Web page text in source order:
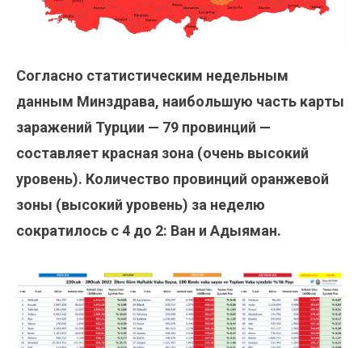
Согласно статистическим недельным
данным Минздрава, наибольшую часть карты
заражений Турции — 79 провинций —
составляет красная зона (очень высокий
уровень). Количество провинций оранжевой
зоны (высокий уровень) за неделю
сократилось с 4 до 2: Ван и Адыяман.